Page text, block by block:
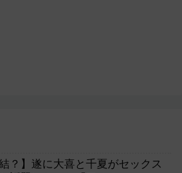
結？】遂に大喜と千夏がセックス